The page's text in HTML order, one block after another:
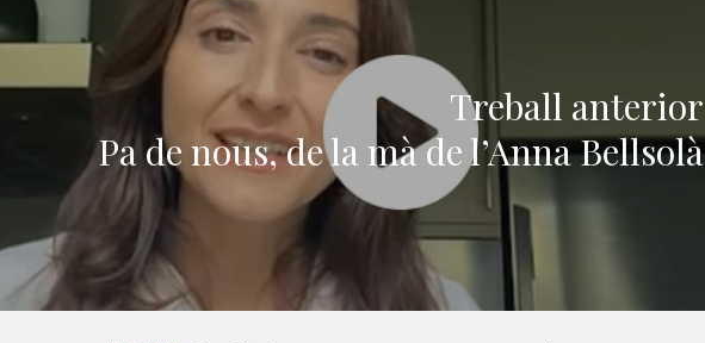
Treball anterior
Pa de nous, de la mà de l’Anna Bellsolà